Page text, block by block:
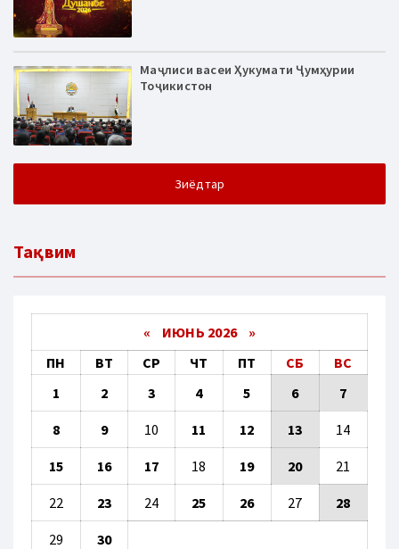
Маҷлиси васеи Ҳукумати Ҷумҳурии
Тоҷикистон
Зиёдтар
Тақвим
« ИЮНЬ 2026 »
ПН
ВТ СР ЧТ ПТ СБ
ВС
1
2 3 4 5 6 7
8 9 10 11 12 13 14
15 16 17 18 19 20 21
22 23 24 25 26 27 28
29 30